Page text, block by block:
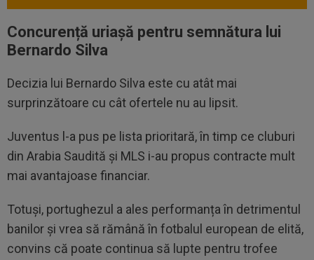
Concurență uriașă pentru semnătura lui
Bernardo Silva
Decizia lui Bernardo Silva este cu atât mai
surprinzătoare cu cât ofertele nu au lipsit.
Juventus l-a pus pe lista prioritară, în timp ce cluburi
din Arabia Saudită și MLS i-au propus contracte mult
mai avantajoase financiar.
Totuși, portughezul a ales performanța în detrimentul
banilor și vrea să rămână în fotbalul european de elită,
convins că poate continua să lupte pentru trofee